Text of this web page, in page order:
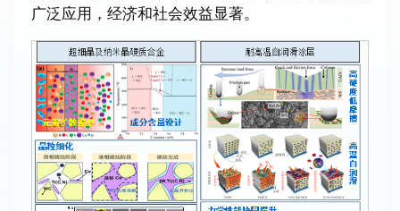
广泛应用，经济和社会效益显著。